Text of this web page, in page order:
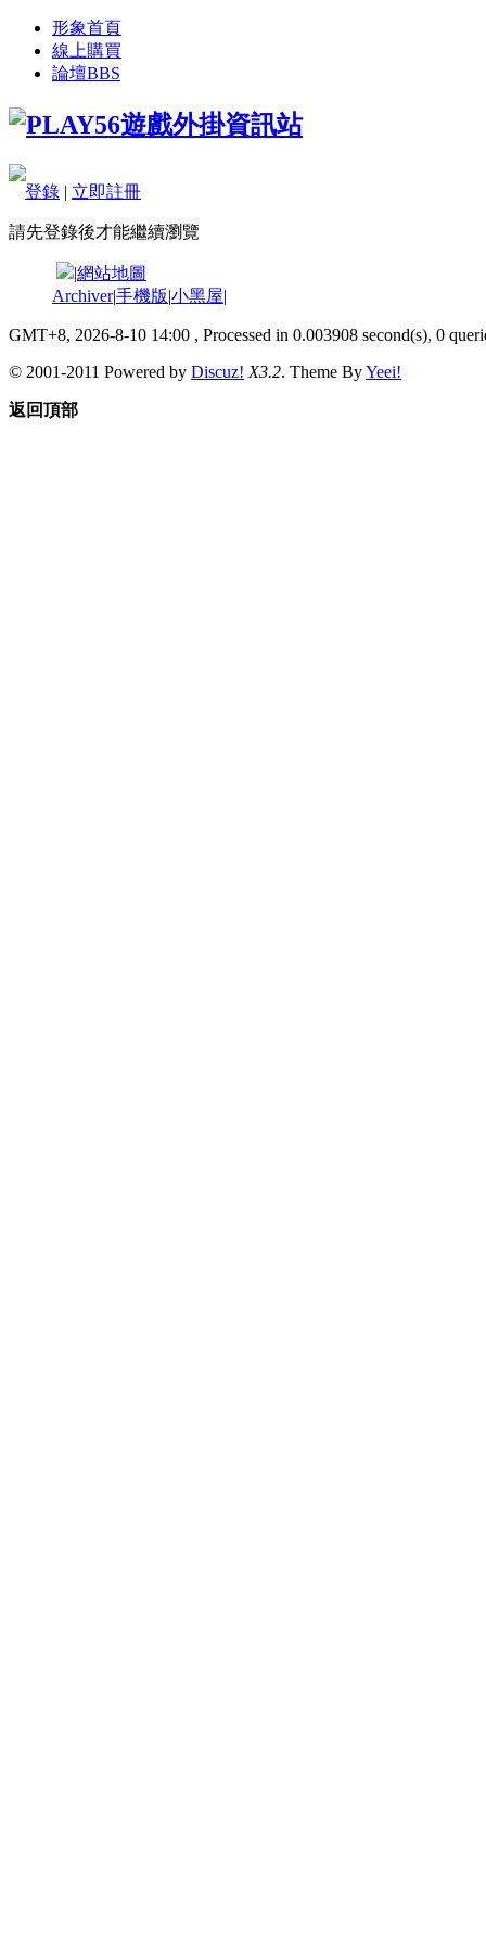
形象首頁
線上購買
論壇BBS
登錄 | 立即註冊
請先登錄後才能繼續瀏覽
|網站地圖
Archiver|手機版|小黑屋|
GMT+8, 2026-8-10 14:00 , Processed in 0.003908 second(s), 0
© 2001-2011 Powered by Discuz! X3.2. Theme ByYeei!
返回頂部